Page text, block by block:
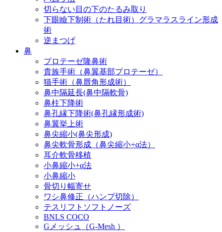
切らない目の下のたるみ取り
下眼瞼下制術（たれ目術）グラマラスライン形成
術
逆まつげ
鼻
プロテーゼ隆鼻術
貴族手術（鼻翼基部プロテーゼ）
猫手術（鼻唇角形成術）
鼻中隔延長(鼻中隔軟骨)
鼻柱下降術
鼻孔縁下降術(鼻孔縁形成術)
鼻翼挙上術
鼻尖縮小(鼻尖形成)
鼻尖軟骨形成（鼻尖縮小+α法）
耳介軟骨移植
小鼻縮小+α法
小鼻縮小
骨切り幅寄せ
ワシ鼻修正（ハンプ切除）
テスリフトソフトノーズ
BNLS COCO
Gメッシュ（G-Mesh ）